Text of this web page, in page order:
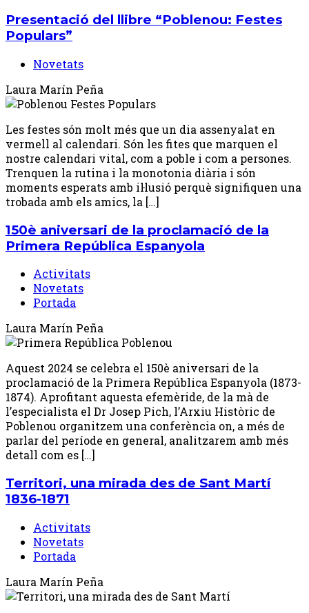
Presentació del llibre “Poblenou: Festes
Populars”
Novetats
Laura Marín Peña
Les festes són molt més que un dia assenyalat en
vermell al calendari. Són les fites que marquen el
nostre calendari vital, com a poble i com a persones.
Trenquen la rutina i la monotonia diària i són
moments esperats amb il·lusió perquè signifiquen una
trobada amb els amics, la […]
150è aniversari de la proclamació de la
Primera República Espanyola
Activitats
Novetats
Portada
Laura Marín Peña
Aquest 2024 se celebra el 150è aniversari de la
proclamació de la Primera República Espanyola (1873-
1874). Aprofitant aquesta efemèride, de la mà de
l’especialista el Dr Josep Pich, l’Arxiu Històric de
Poblenou organitzem una conferència on, a més de
parlar del període en general, analitzarem amb més
detall com es […]
Territori, una mirada des de Sant Martí
1836-1871
Activitats
Novetats
Portada
Laura Marín Peña